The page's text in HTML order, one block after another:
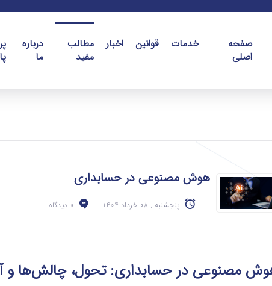
صفحه
اصلی
خدمات قوانین اخبار
مطالب
مفید
درباره
ما
هوش مصنوعی در حسابداری
پنجشنبه , 08 خرداد 1404 0 دیدگاه
مصنوعی در حسابداری: تحول، چالش‌ها و